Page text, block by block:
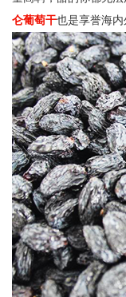
仑葡萄干也是享誉海内